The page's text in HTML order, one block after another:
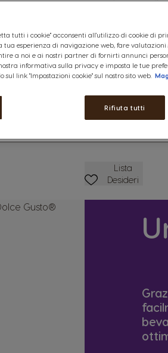
74,00 €
Lista Dei
Lista
Desideri
tutti i cookie" acconsenti all'utilizzo di cookie di
esperienza di navigazione web, fare
a noi e ai nostri partner di fornirti annunci
informativa sulla privacy e imposta le tue
link "Impostazioni cookie" sul nostro sito web.
Rifiuta tutti